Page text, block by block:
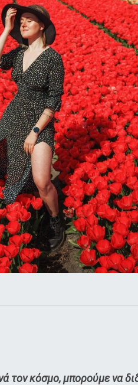
τον κόσμο, μπορούμε να